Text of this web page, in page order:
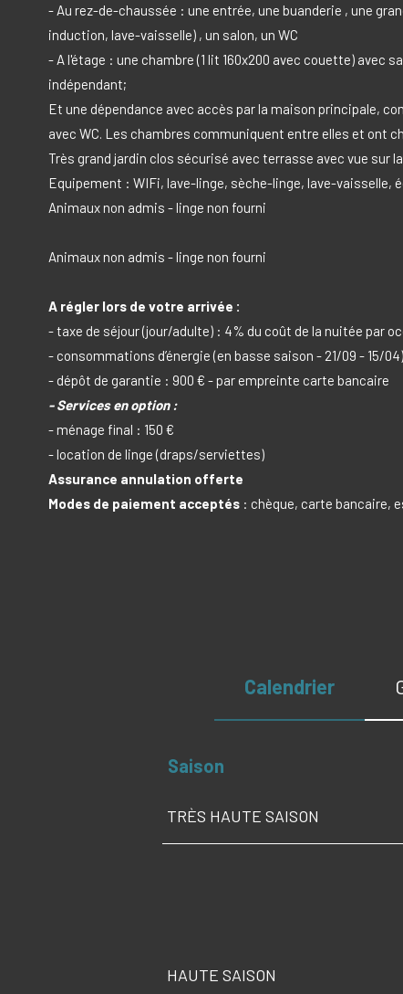
- Au rez-de-chaussée : une entrée, une buanderie , une
induction, lave-vaisselle) , un salon, un WC
- A l'étage : une chambre (1 lit 160x200 avec couette) avec
indépendant;
Et une dépendance avec accès par la maison principale,
avec WC. Les chambres communiquent entre elles et ont
Très grand jardin clos sécurisé avec terrasse avec vue sur
Equipement : WIFi, lave-linge, sèche-linge, lave-vaisselle,
Animaux non admis - linge non fourni
Animaux non admis - linge non fourni
A régler lors de votre arrivée :
- taxe de séjour (jour/adulte) : 4% du coût de la nuitée par
- consommations d’énergie (en basse saison - 21/09 - 15/04)
- dépôt de garantie : 900 € - par empreinte carte bancaire
- Services en option :
- ménage final : 150 €
- location de linge (draps/serviettes)
Assurance annulation offerte
Modes de paiement acceptés: chèque, carte bancaire,
Calendrier
Saison
TRÈS HAUTE SAISON
HAUTE SAISON